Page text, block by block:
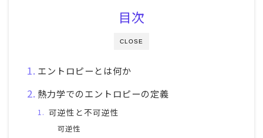
CLOSE
目次
エントロピーとは何か
熱力学でのエントロピーの定義
可逆性と不可逆性
可逆性